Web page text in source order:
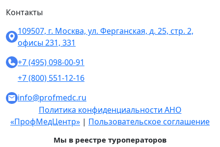
Контакты
109507, г. Москва, ул. Ферганская, д. 25, стр. 2,
офисы 231, 331
+7 (495) 098-00-91
+7 (800) 551-12-16
info@profmedc.ru
Политика конфиденциальности АНО
«ПрофМедЦентр» | Пользовательское соглашение
Мы в реестре туроператоров